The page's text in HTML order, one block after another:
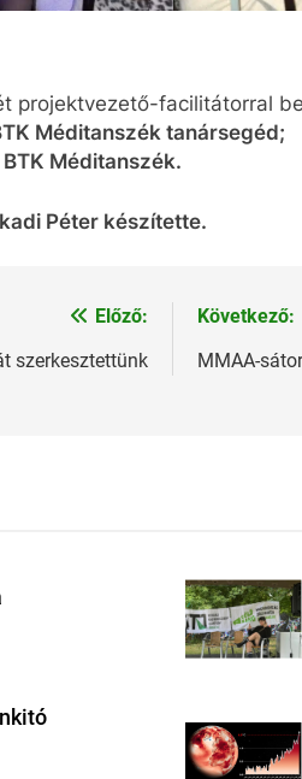
projektvezető-facilitátorral
Méditanszék tanársegéd;
Méditanszék.
Péter készítette.
Előző:
szerkesztettünk
Következő:
MMAA-